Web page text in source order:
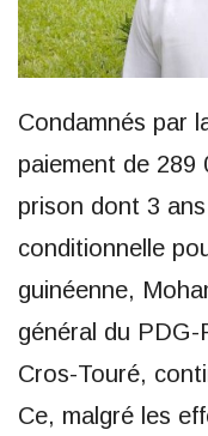
Condamnés par
paiement de 289
prison dont 3
conditionnelle
guinéenne,
général du
Cros-Touré,
Ce, malgré les